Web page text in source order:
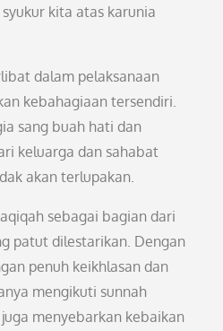
kita atas karunia
dalam pelaksanaan
kebahagiaan tersendiri.
sang buah hati dan
keluarga dan sahabat
akan terlupakan.
sebagai bagian dari
patut dilestarikan. Dengan
penuh keikhlasan dan
mengikuti sunnah
menyebarkan kebaikan